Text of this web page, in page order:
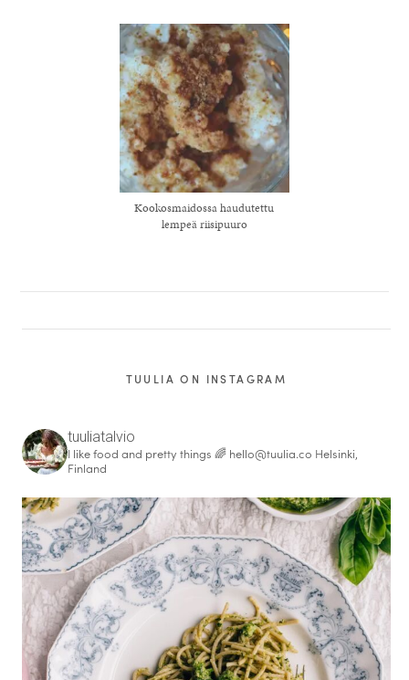
Kookosmaidossa haudutettu
lempeä riisipuuro
TUULIA ON INSTAGRAM
tuuliatalvio
I like food and pretty things 🌈 hello@tuulia.co Helsinki,
Finland